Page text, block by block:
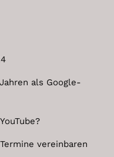
als Google-
vereinbaren